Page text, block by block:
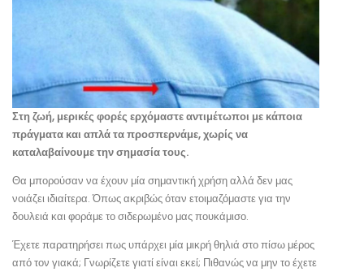
ΣΧΕΣΕΙΣ
ΚΑΛΛΙΕΡΓΕΙΕΣ
Στη ζωή, μερικές φορές ερχόμαστε αντιμέτωποι με κάποια
πράγματα και απλά τα προσπερνάμε, χωρίς να
καταλαβαίνουμε την σημασία τους.
Θα μπορούσαν να έχουν μία σημαντική χρήση αλλά δεν μας
νοιάζει ιδιαίτερα. Όπως ακριβώς όταν ετοιμαζόμαστε για την
δουλειά και φοράμε το σιδερωμένο μας πουκάμισο.
Έχετε παρατηρήσει πως υπάρχει μία μικρή θηλιά στο πίσω μέρος
από τον γιακά; Γνωρίζετε γιατί είναι εκεί; Πιθανώς να μην το έχετε